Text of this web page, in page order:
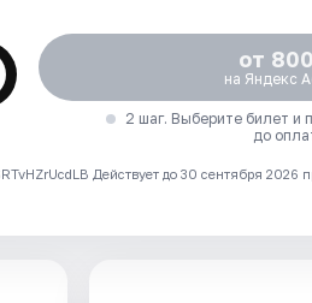
от
на Яндекс
2 шаг. Выберите билет и
до
Действует до 30 сентября 2026